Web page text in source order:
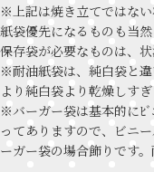
※上記は焼き立てではない
紙袋優先になるものも当
保存袋が必要なものは、
※耐油紙袋は、純白袋と
より純白袋より乾燥しすぎ
※バーガー袋は基本的にﾋ
ってありますので、ビニ
ーガー袋の場合飾りです